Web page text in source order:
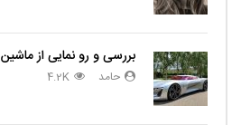
بررسی و رو نمایی از ماشین
حامد 4.2K